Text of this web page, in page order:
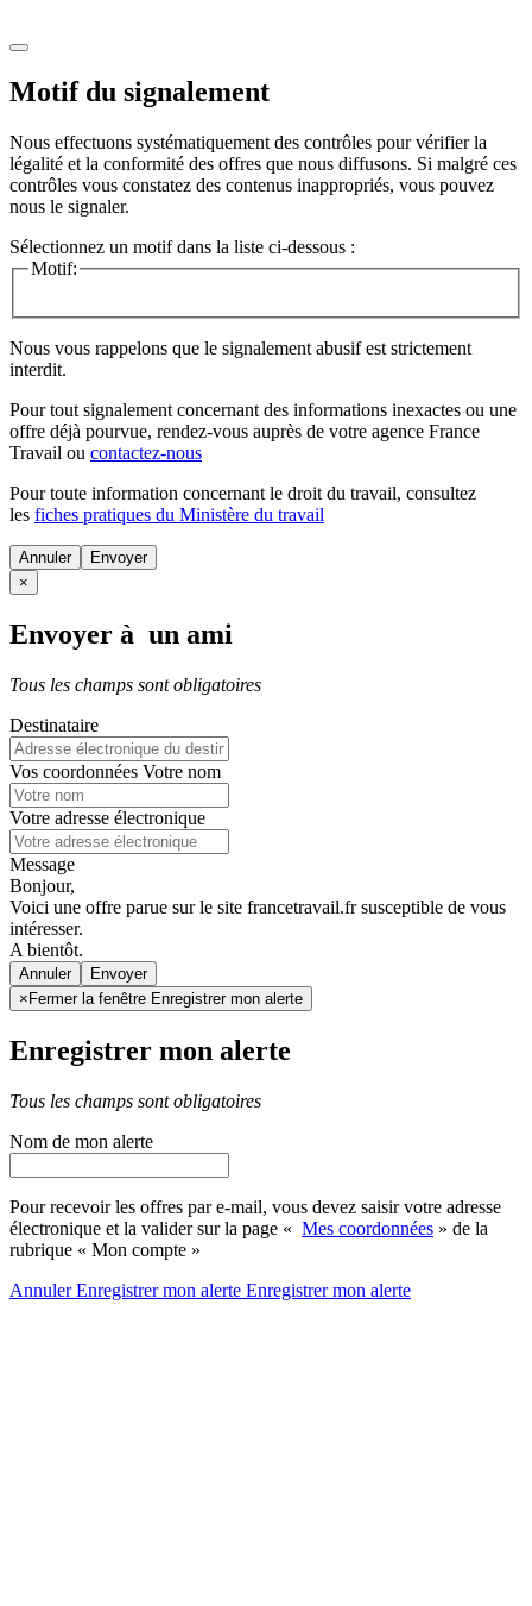
Motif du signalement
Nous effectuons systématiquement des contrôles pour vérifier la
légalité et la conformité des offres que nous diffusons. Si malgré ces
contrôles vous constatez des contenus inappropriés, vous pouvez
nous le signaler.
Sélectionnez un motif dans la liste ci-dessous :
Motif:
Nous vous rappelons que le signalement abusif est strictement
interdit.
Pour tout signalement concernant des informations inexactes ou une
offre déjà pourvue, rendez-vous auprès de votre agence France
Travail ou contactez-nous
Pour toute information concernant le droit du travail, consultez
les fiches pratiques du Ministère du travail
Annuler
×
Envoyer à un ami
Tous les champs sont obligatoires
Destinataire
Vos coordonnées Votre nom
Votre adresse électronique
Message
Bonjour,
Voici une offre parue sur le site francetravail.fr susceptible de vous
intéresser.
A bientôt.
Annuler
× Fermer la fenêtre Enregistrer mon alerte
Enregistrer mon alerte
Tous les champs sont obligatoires
Nom de mon alerte
Pour recevoir les offres par e-mail, vous devez saisir votre adresse
électronique et la valider sur la page « Mes coordonnées » de la
rubrique « Mon compte »
AnnulerEnregistrer mon alerte Enregistrermon alerte